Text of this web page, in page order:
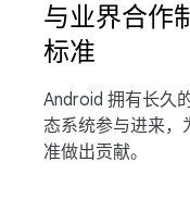
与业界合作
标准
Android 拥有长久
态系统参与进来，
准做出贡献。